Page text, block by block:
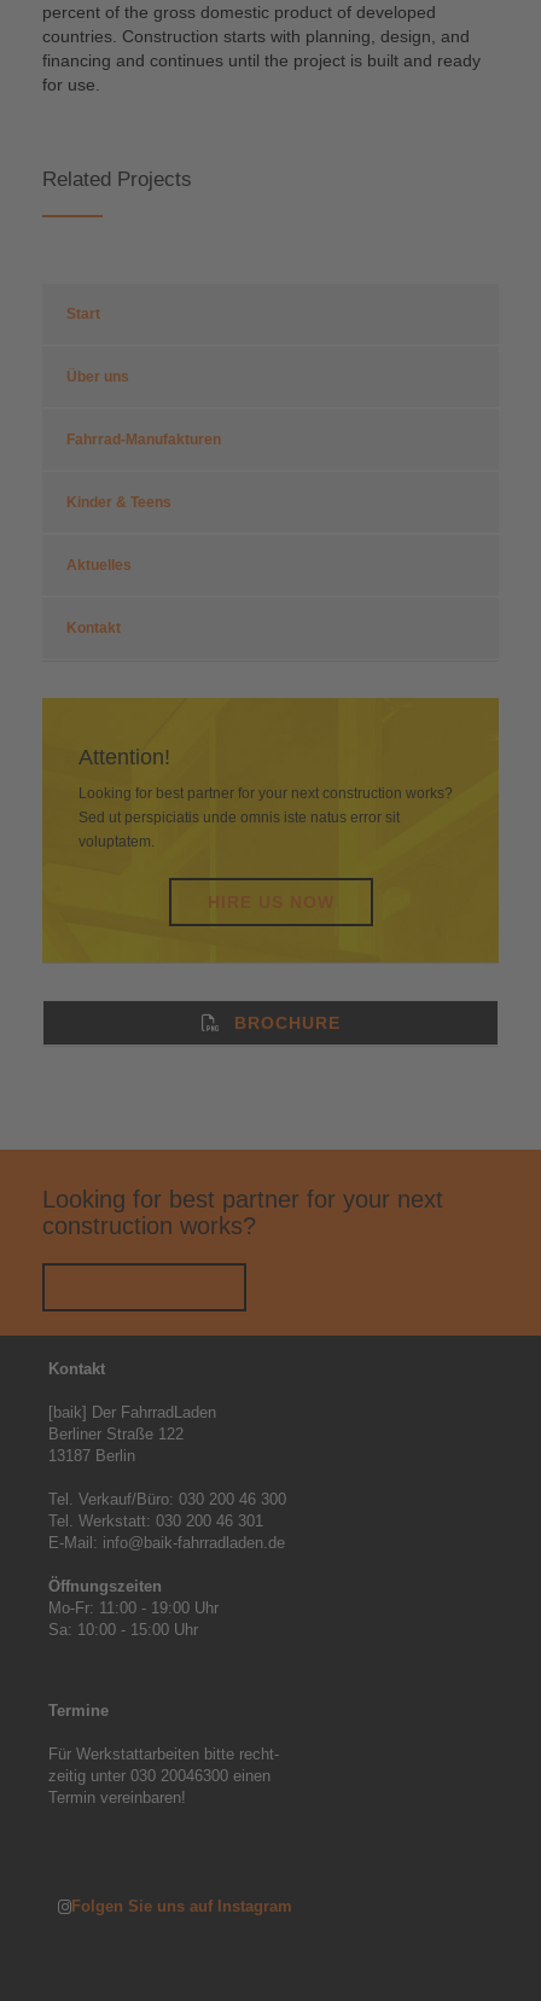
percent of the gross domestic product of developed
countries. Construction starts with planning, design, and
financing and continues until the project is built and ready
for use.
Related Projects
Start
Über uns
Fahrrad-Manufakturen
Kinder & Teens
Aktuelles
Kontakt
Attention!
Looking for best partner for your next construction works?
Sed ut perspiciatis unde omnis iste natus error sit
voluptatem.
HIRE US NOW
BROCHURE
Looking for best partner for your next
construction works?
Kontakt
[baik] Der FahrradLaden
Berliner Straße 122
13187 Berlin
Tel. Verkauf/Büro: 030 200 46 300
Tel. Werkstatt: 030 200 46 301
E-Mail: info@baik-fahrradladen.de
Öffnungszeiten
Mo-Fr: 11:00 - 19:00 Uhr
Sa: 10:00 - 15:00 Uhr
Termine
Für Werkstattarbeiten bitte recht-
zeitig unter 030 20046300 einen
Termin vereinbaren!
Folgen Sie uns auf Instagram